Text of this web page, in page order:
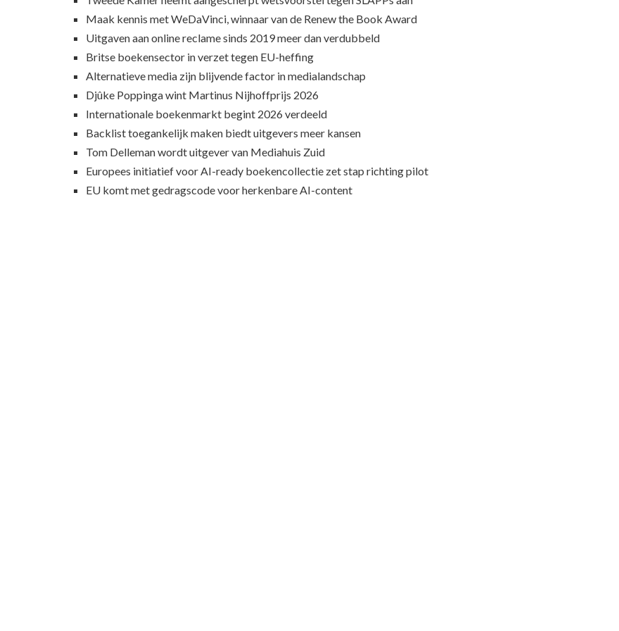
Maak kennis met WeDaVinci, winnaar van de Renew the Book Award
Uitgaven aan online reclame sinds 2019 meer dan verdubbeld
Britse boekensector in verzet tegen EU-heffing
Alternatieve media zijn blijvende factor in medialandschap
Djûke Poppinga wint Martinus Nijhoffprijs 2026
Internationale boekenmarkt begint 2026 verdeeld
Backlist toegankelijk maken biedt uitgevers meer kansen
Tom Delleman wordt uitgever van Mediahuis Zuid
Europees initiatief voor AI-ready boekencollectie zet stap richting pilot
EU komt met gedragscode voor herkenbare AI-content